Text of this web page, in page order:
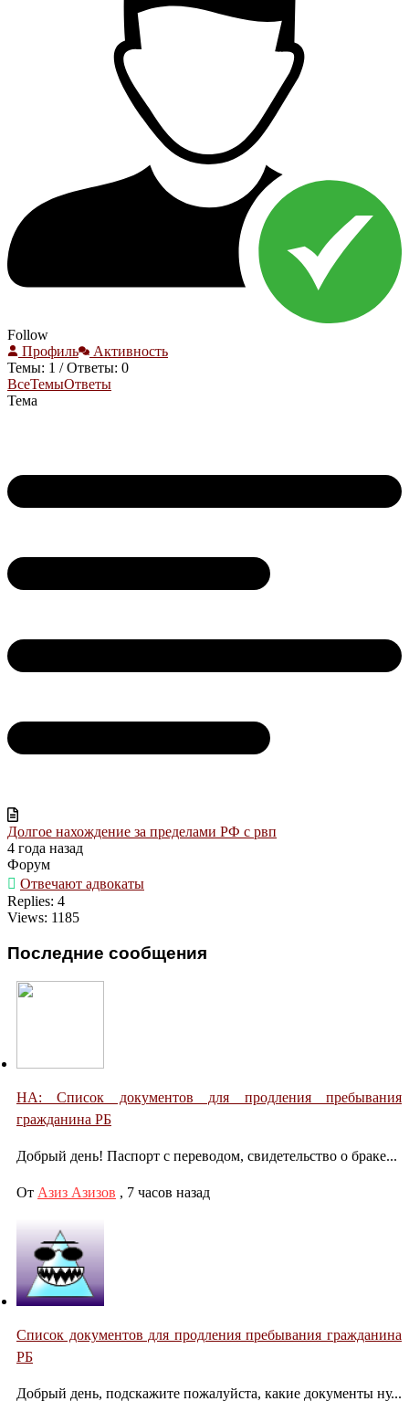
Follow
Профиль
Активность
Темы: 1 / Ответы: 0
ВсеТемыОтветы
Тема
Долгое нахождение за пределами РФ с рвп
4 года назад
Форум
Отвечают адвокаты
Replies: 4
Views: 1185
Последние сообщения
НА: Список документов для продления пребывания
гражданина РБ
Добрый день! Паспорт с переводом, свидетельство о браке...
От Азиз Азизов , 7 часов назад
Список документов для продления пребывания гражданина
РБ
Добрый день, подскажите пожалуйста, какие документы ну...